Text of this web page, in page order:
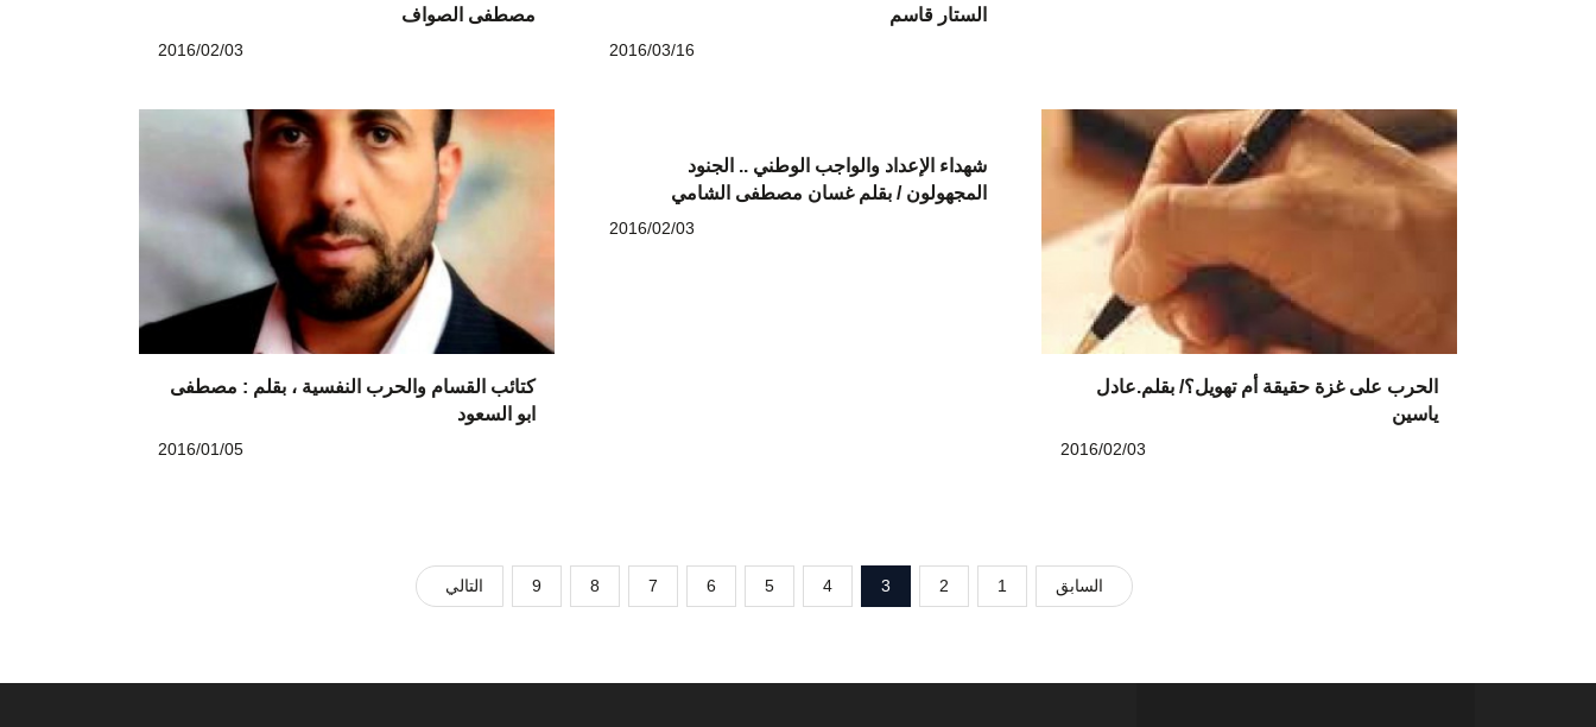
الستار قاسم
مصطفى الصواف
الحرب على غزة حقيقة أم تهويل؟/ بقلم.عادل
ياسين
شهداء الإعداد والواجب الوطني .. الجنود
المجهولون / بقلم غسان مصطفى الشامي
كتائب القسام والحرب النفسية ، بقلم : مصطفى
ابو السعود
السابق 1
2
3
4
5
6
7
8
9 التالي